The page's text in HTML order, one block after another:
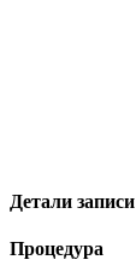
Детали записи
Процедура